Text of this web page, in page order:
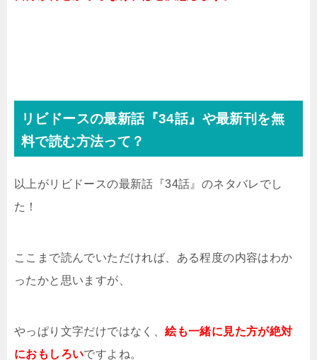
リビドースの最新話『34話』や最新刊を無
料で読む方法って？
以上がリビドースの最新話『34話』のネタバレでし
た！
ここまで読んでいただければ、ある程度の内容はわか
ったかと思いますが、
やっぱり文字だけではなく、絵も一緒に見た方が絶対
におもしろいですよね。